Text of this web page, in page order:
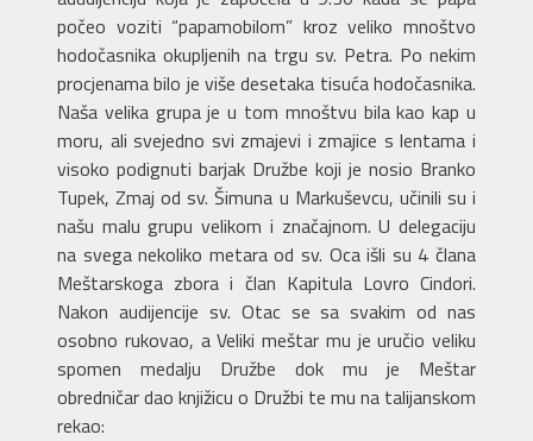
počeo voziti “papamobilom” kroz veliko mnoštvo
hodočasnika okupljenih na trgu sv. Petra. Po nekim
procjenama bilo je više desetaka tisuća hodočasnika.
Naša velika grupa je u tom mnoštvu bila kao kap u
moru, ali svejedno svi zmajevi i zmajice s lentama i
visoko podignuti barjak Družbe koji je nosio Branko
Tupek, Zmaj od sv. Šimuna u Markuševcu, učinili su i
našu malu grupu velikom i značajnom. U delegaciju
na svega nekoliko metara od sv. Oca išli su 4 člana
Meštarskoga zbora i član Kapitula Lovro Cindori.
Nakon audijencije sv. Otac se sa svakim od nas
osobno rukovao, a Veliki meštar mu je uručio veliku
spomen medalju Družbe dok mu je Meštar
obredničar dao knjižicu o Družbi te mu na talijanskom
rekao: